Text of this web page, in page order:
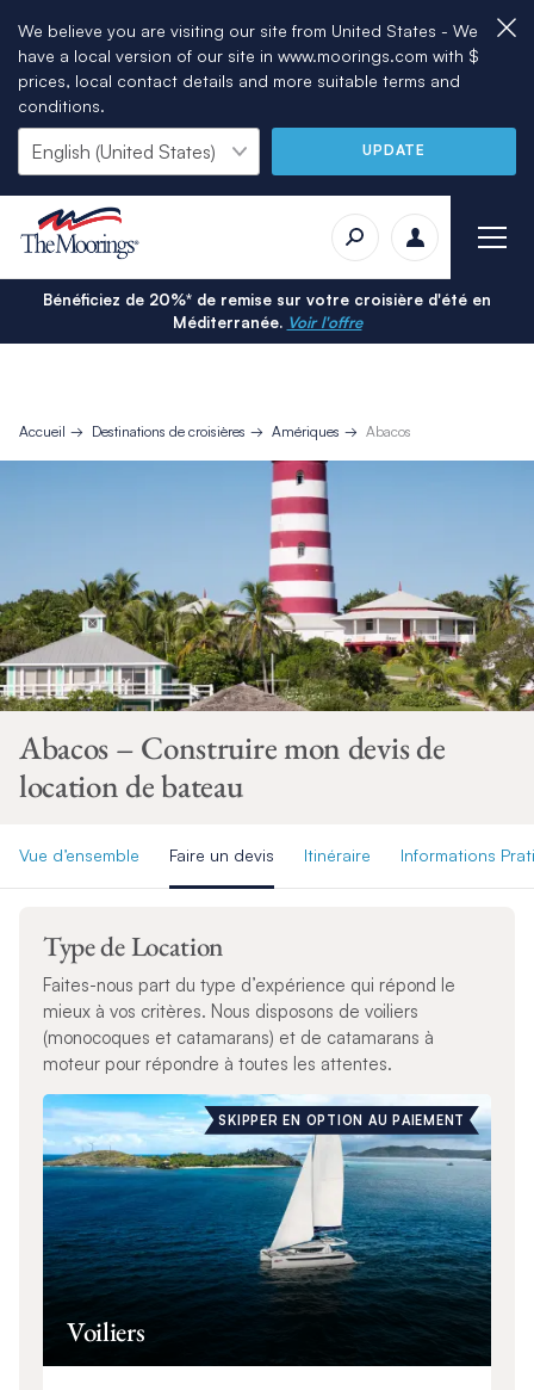
We believe you are visiting our site from United States - We
have a local version of our site in www.moorings.com with $
prices, local contact details and more suitable terms and
conditions.
UPDATE
Bénéficiez de 20%* de remise sur votre croisière d'été en
Méditerranée. Voir l'offre
Accueil Destinations de croisières Amériques Abacos
Abacos – Construire mon devis de
location de bateau
Vue d’ensemble Faire un devis Itinéraire Informations
Type de Location
Faites-nous part du type d’expérience qui répond le
mieux à vos critères. Nous disposons de voiliers
(monocoques et catamarans) et de catamarans à
moteur pour répondre à toutes les attentes.
SKIPPER EN OPTION AU PAIEMENT
Voiliers